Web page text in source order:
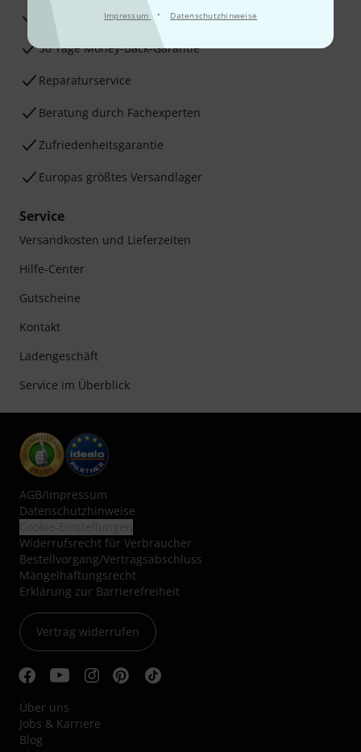
Impressum · Datenschutzhinweise
3 Jahre Thomann Garantie
30 Tage Money-Back-Garantie
Reparaturservice
Beratung durch Fachexperten
Zufriedenheitsgarantie
Europas größtes Versandlager
Service
Versandkosten und Lieferzeiten
Hilfe-Center
Gutscheine
Kontakt
Ladengeschäft
Service im Überblick
AGB/Impressum
Datenschutzhinweise
Widerrufsrecht für Verbraucher
Bestellvorgang/Vertragsabschluss
Mängelhaftungsrecht
Erklärung zur Barrierefreiheit
Vertrag widerrufen
Über uns
Jobs & Karriere
Blog